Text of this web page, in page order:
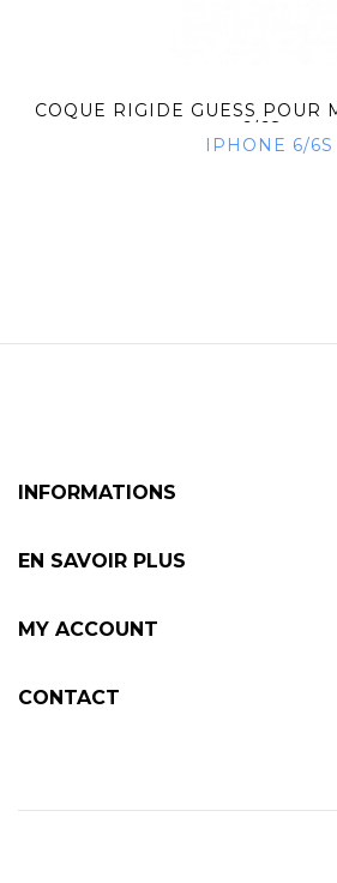
COQUE RIGIDE GUESS POUR
6/6S...
IPHONE 6/6S
INFORMATIONS
EN SAVOIR PLUS
MY ACCOUNT
CONTACT